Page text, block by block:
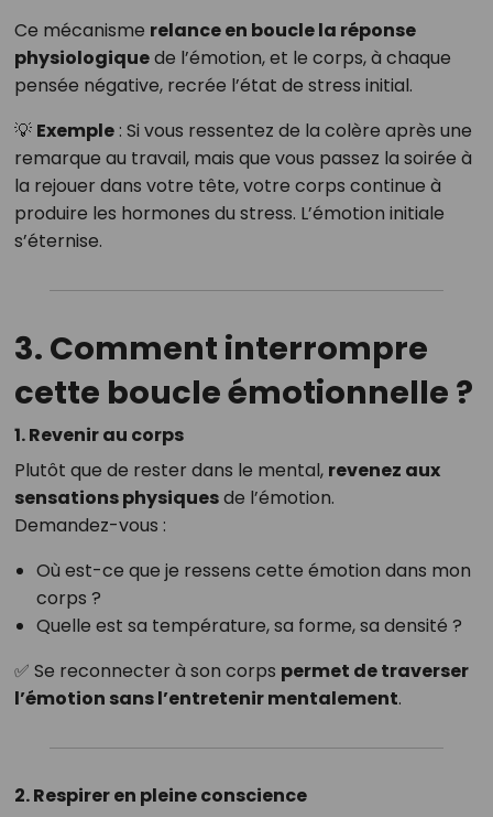
Ce mécanisme relance en boucle la réponse
physiologiquede l’émotion, et le corps, à chaque
pensée négative, recrée l’état de stress initial.
💡 Exemple: Si vous ressentez de la colère après une
remarque au travail, mais que vous passez la soirée à
la rejouer dans votre tête, votre corps continue à
produire les hormones du stress. L’émotion initiale
s’éternise.
3. Comment interrompre
cette boucle émotionnelle ?
1. Revenir au corps
Plutôt que de rester dans le mental, revenez aux
sensations physiquesde l’émotion.
Demandez-vous :
Où est-ce que je ressens cette émotion dans mon
corps ?
Quelle est sa température, sa forme, sa densité ?
✅ Se reconnecter à son corps permet de traverser
l’émotion sans l’entretenir mentalement.
2. Respirer en pleine conscience